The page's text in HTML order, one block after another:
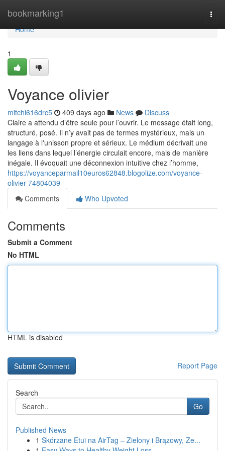
bookmarking1
Home
Home
1
Voyance olivier
mitchl616drc5 409 days ago News
Discuss
Claire a attendu d’être seule pour l’ouvrir. Le message était long,
structuré, posé. Il n’y avait pas de termes mystérieux, mais un
langage à l'unisson propre et sérieux. Le médium décrivait une
les liens dans lequel l’énergie circulait encore, mais de manière
inégale. Il évoquait une déconnexion intuitive chez l’homme,
https://voyanceparmail10euros62848.blogolize.com/voyance-
olivier-74804039
Comments
Who Upvoted
Comments
Submit a Comment
No HTML
HTML is disabled
Report Page
Search
Go
Published News
1 Skórzane Etui na AirTag – Zielony i Brązowy, Ze...